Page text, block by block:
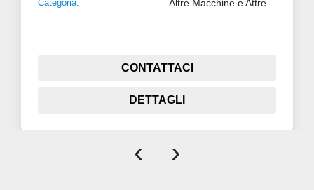
TAVOLO DI RACCOLTA, TAGLIO E FORMAZIONE
Categoria:
CONTATTACI
DETTAGLI
‹ ›